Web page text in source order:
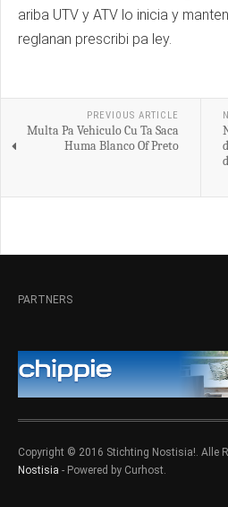
ariba UTV y ATV lo inicia y
reglanan prescribi pa ley.
PREVIOUS ARTICLE
Multa Pa Vehiculo Cu Ta Saca
Huma Blanco Of Preto
PARTNERS
Copyright © 2016 Stichting Nostisia!. Alle
Nostisia - Powered by Curhost.